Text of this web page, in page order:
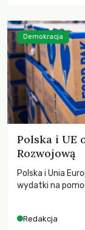
Polska i UE
Rozwojową
Polska i Unia
wydatki na
odnotowano
Redakcja
Demokracja